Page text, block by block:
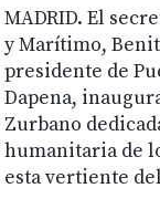
MADRID. El
y Marítimo,
presidente de
Dapena,
Zurbano
humanitaria de
esta vertiente